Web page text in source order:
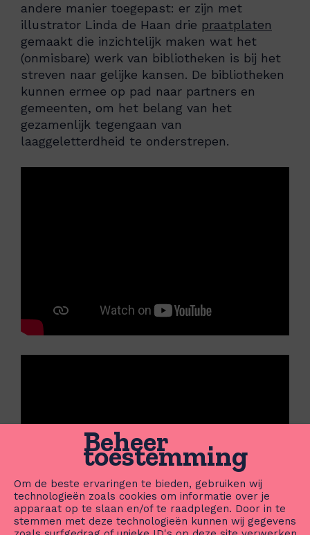
Beheer
toestemming
Om de beste ervaringen te bieden, gebruiken wij
technologieën zoals cookies om informatie over je
apparaat op te slaan en/of te raadplegen. Door in te
stemmen met deze technologieën kunnen wij gegevens
andere manier toegepast: er zijn met
illustrator Linda de Haan drie praatplaten
gemaakt die inzichtelijk maken wat het
(onmisbare) werk van bibliotheken is bij het
streven naar gelijke kansen. De bibliotheken
kunnen ermee op pad naar partners en
gemeenten, om het belang van het
gezamenlijk tegengaan van
laaggeletterdheid te onderstrepen.